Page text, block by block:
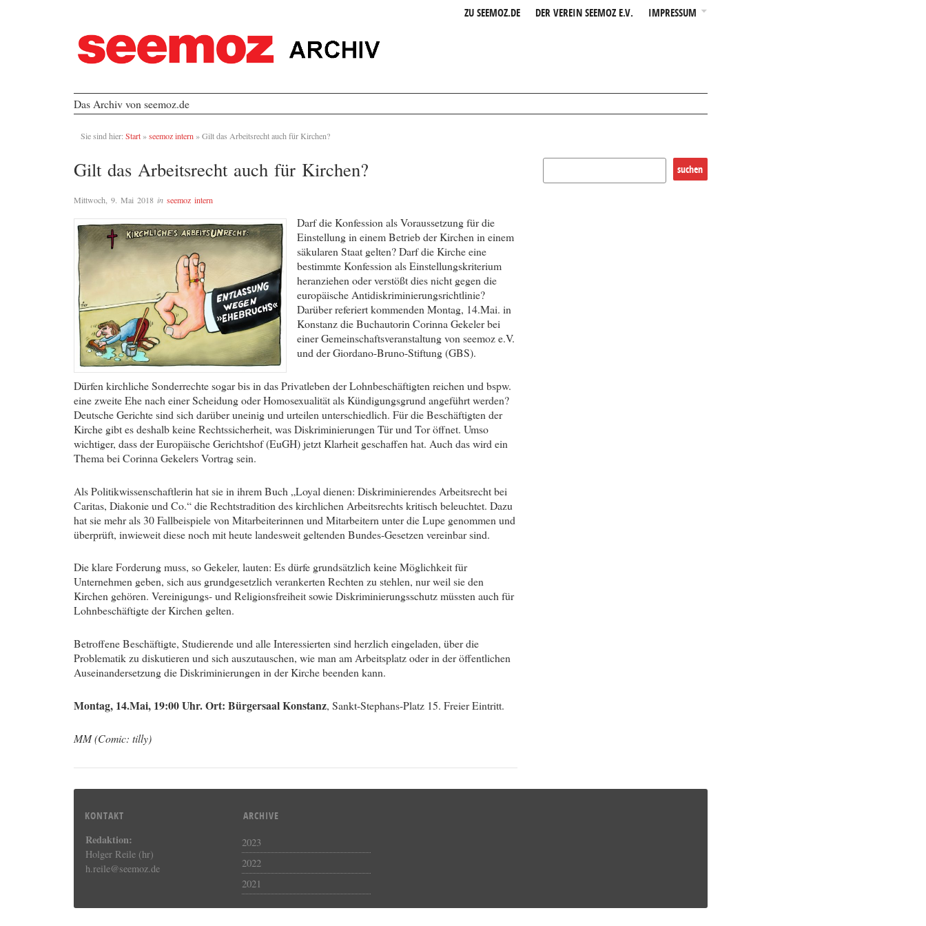
ZU SEEMOZ.DE DER VEREIN SEEMOZ E.V. IMPRESSUM
Das Archiv von seemoz.de
Sie sind hier: Start »seemoz intern »Gilt das Arbeitsrecht auch für Kirchen?
Gilt das Arbeitsrecht auch für Kirchen?
Mittwoch, 9. Mai 2018 in seemoz intern
Darf die Konfession als Voraussetzung für die
Einstellung in einem Betrieb der Kirchen in einem
säkularen Staat gelten? Darf die Kirche eine
bestimmte Konfession als Einstellungs­kriterium
heranziehen oder verstößt dies nicht gegen die
europäische Antidiskrimi­nierungs­richtlinie?
Darüber referiert kommenden Montag, 14.Mai. in
Konstanz die Buchautorin Corinna Gekeler bei
einer Gemeinschaftsveranstaltung von seemoz e.V.
und der Giordano-Bruno-Stiftung (GBS).
Dürfen kirchliche Sonderrechte sogar bis in das Privatleben der Lohnbeschäftigten reichen und bspw.
eine zweite Ehe nach einer Scheidung oder Homosexualität als Kündigungsgrund angeführt werden?
Deutsche Gerichte sind sich darüber uneinig und urteilen unterschiedlich. Für die Beschäftigten der
Kirche gibt es deshalb keine Rechtssicherheit, was Diskriminierungen Tür und Tor öffnet. Umso
wichtiger, dass der Europäische Gerichtshof (EuGH) jetzt Klarheit geschaffen hat. Auch das wird ein
Thema bei Corinna Gekelers Vortrag sein.
Als Politikwissenschaftlerin hat sie in ihrem Buch „Loyal dienen: Diskriminierendes Arbeitsrecht bei
Caritas, Diakonie und Co.“ die Rechtstradition des kirchlichen Arbeitsrechts kritisch beleuchtet. Dazu
hat sie mehr als 30 Fallbeispiele von Mitarbeiterinnen und Mitarbeitern unter die Lupe genommen und
überprüft, inwieweit diese noch mit heute landesweit geltenden Bundes-Gesetzen vereinbar sind.
Die klare Forderung muss, so Gekeler, lauten: Es dürfe grundsätzlich keine Möglichkeit für
Unternehmen geben, sich aus grundgesetzlich verankerten Rechten zu stehlen, nur weil sie den
Kirchen gehören. Vereinigungs- und Religionsfreiheit sowie Diskriminierungsschutz müssten auch für
Lohnbeschäftigte der Kirchen gelten.
Betroffene Beschäftigte, Studierende und alle Interessierten sind herzlich eingeladen, über die
Problematik zu diskutieren und sich auszutauschen, wie man am Arbeitsplatz oder in der öffentlichen
Auseinandersetzung die Diskriminierungen in der Kirche beenden kann.
Montag, 14.Mai, 19:00 Uhr. Ort: Bürgersaal Konstanz, Sankt-Stephans-Platz 15. Freier Eintritt.
MM (Comic: tilly)
KONTAKT
Redaktion:
Holger Reile (hr)
h.reile@seemoz.de
ARCHIVE
2023
2022
2021